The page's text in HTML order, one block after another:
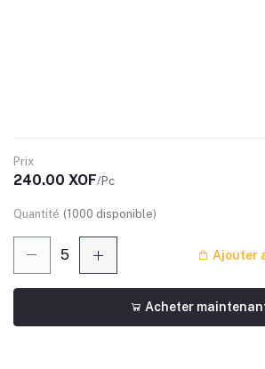
Prix
240.00 XOF/Pc
Quantité (1000 disponible)
Ajouter
Acheter